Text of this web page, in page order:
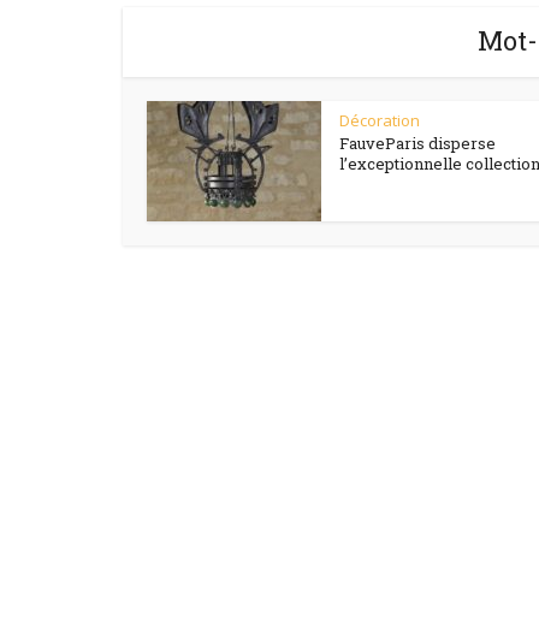
Décoration
FauveParis disperse
l’exceptionnelle